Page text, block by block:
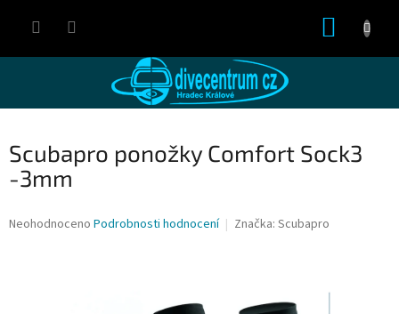
Scubapro ponožky Comfort Sock3
-3mm
Průměrné
Neohodnoceno Podrobnosti hodnocení Značka: Scubapro